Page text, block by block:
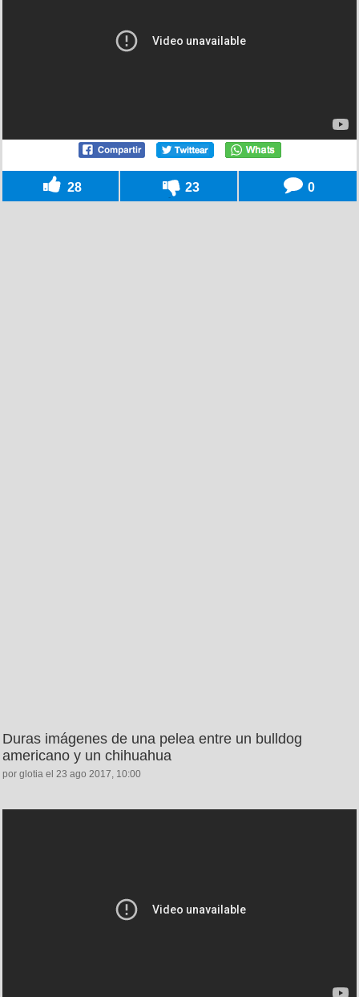
28 23 0
Duras imágenes de una pelea entre un bulldog
americano y un chihuahua
por glotia el 23 ago 2017, 10:00